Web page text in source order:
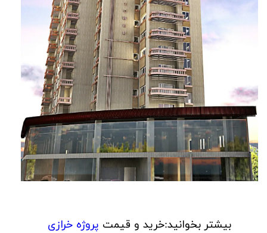
بیشتر بخوانید:خرید و قیمت پروژه خرازی